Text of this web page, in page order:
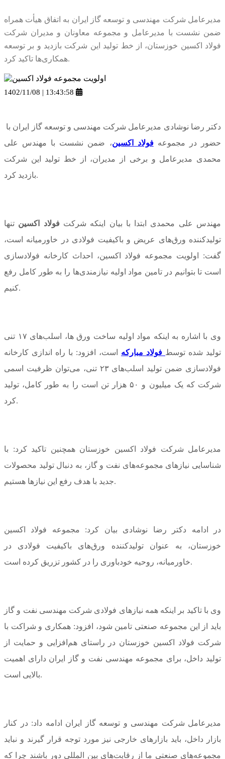
مدیرعامل شرکت مهندسی و توسعه گاز ایران به اتفاق هیأت همراه
ضمن نشست با مدیرعامل و مجموعه معاونان و مدیران شرکت
فولاد اکسین خوزستان، از خط تولید این شرکت بازدید و بر توسعه
همکاری‌ها تاکید کرد.
1402/11/08 | 13:43:58
حضور در مجموعهفولاد اکسین، ضمن نشست با مهندس علی
محمدی مدیرعامل و برخی از مدیران، از خط تولید این شرکت
بازدید کرد.
مهندس علی محمدی ابتدا با بیان اینکه شرکت فولاد اکسین تنها
تولیدکننده ورق‌های عریض و باکیفیت فولادی در خاورمیانه است،
گفت: اولویت مجموعه فولاد اکسین، احداث کارخانه فولادسازی
است تا بتوانیم در تامین مواد اولیه نیازمندی‌ها را به طور کامل رفع
کنیم.
وی با اشاره به اینکه مواد اولیه ساخت ورق ها، اسلب‌های ۱۷ تنی
تولید شده توسط فولاد مبارکه است، افزود: با راه اندازی کارخانه
فولادسازی ضمن تولید اسلب‌های ۲۳ تنی، می‌توان ظرفیت اسمی
شرکت که یک میلیون و ۵٠ هزار تن است را به طور کامل، تولید
کرد.
مدیرعامل شرکت فولاد اکسین خوزستان همچنین تاکید کرد: با
شناسایی نیاز‌های مجموعه‌های نفت و گاز، به دنبال تولید محصولات
جدید با هدف رفع این نیاز‌ها هستیم.
در ادامه دکتر رضا نوشادی بیان کرد: مجموعه فولاد اکسین
خوزستان، به عنوان تولیدکننده ورق‌های باکیفیت فولادی در
خاورمیانه، روحیه خودباوری را در کشور تزریق کرده است.
وی با تاکید بر اینکه همه نیاز‌های فولادی شرکت مهندسی نفت و گاز
باید از این مجموعه صنعتی تامین شود، افزود: همکاری و شراکت با
شرکت فولاد اکسین خوزستان در راستای هم‌افزایی و حمایت از
تولید داخل، برای مجموعه مهندسی نفت و گاز ایران دارای اهمیت
بالایی است.
مدیرعامل شرکت مهندسی و توسعه گاز ایران ادامه داد: در کنار
بازار داخل، باید بازار‌های خارجی نیز مورد توجه قرار گیرند و نباید
مجموعه‌های صنعتی ما از رقابت‌های بین المللی دور باشند چرا که